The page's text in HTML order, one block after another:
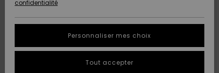
A
Découvrir
A
Découvrir
tailles
QUIKSILVER
confidentialité
Personnaliser mes choix
Tout accepter